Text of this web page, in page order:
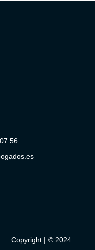
56
Copyright | © 2024